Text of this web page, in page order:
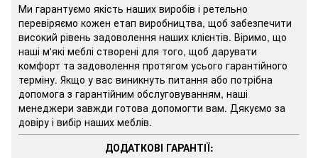
Ми гарантуємо якість наших виробів і ретельно
перевіряємо кожен етап виробництва, щоб забезпечити
високий рівень задоволення наших клієнтів. Віримо, що
наші м'які меблі створені для того, щоб дарувати
комфорт та задоволення протягом усього гарантійного
терміну. Якщо у вас виникнуть питання або потрібна
допомога з гарантійним обслуговуванням, наші
менеджери завжди готова допомогти вам. Дякуємо за
довіру і вибір наших меблів.
ДОДАТКОВІ ГАРАНТІЇ: